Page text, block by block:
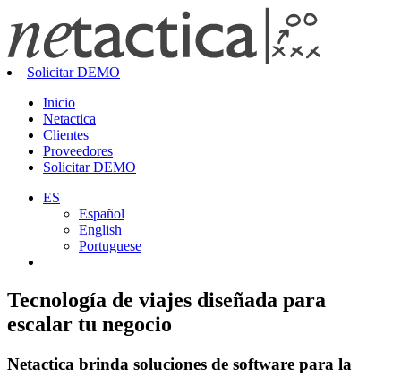
Solicitar DEMO
Inicio
Netactica
Clientes
Proveedores
Solicitar DEMO
ES
Español
English
Portuguese
Tecnología de viajes diseñada para
escalar tu negocio
Netactica brinda soluciones de software para la